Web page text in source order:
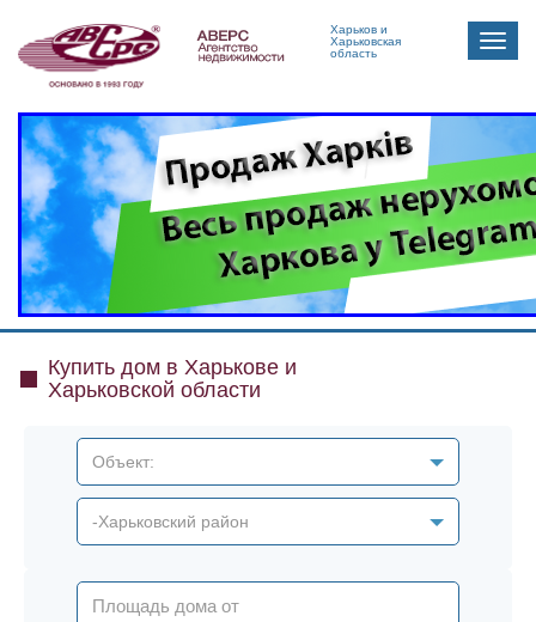
Харьков и
Харьковская
область
Toggle
Купить дом в Харькове и
Харьковской области
Объект:
-Харьковский район